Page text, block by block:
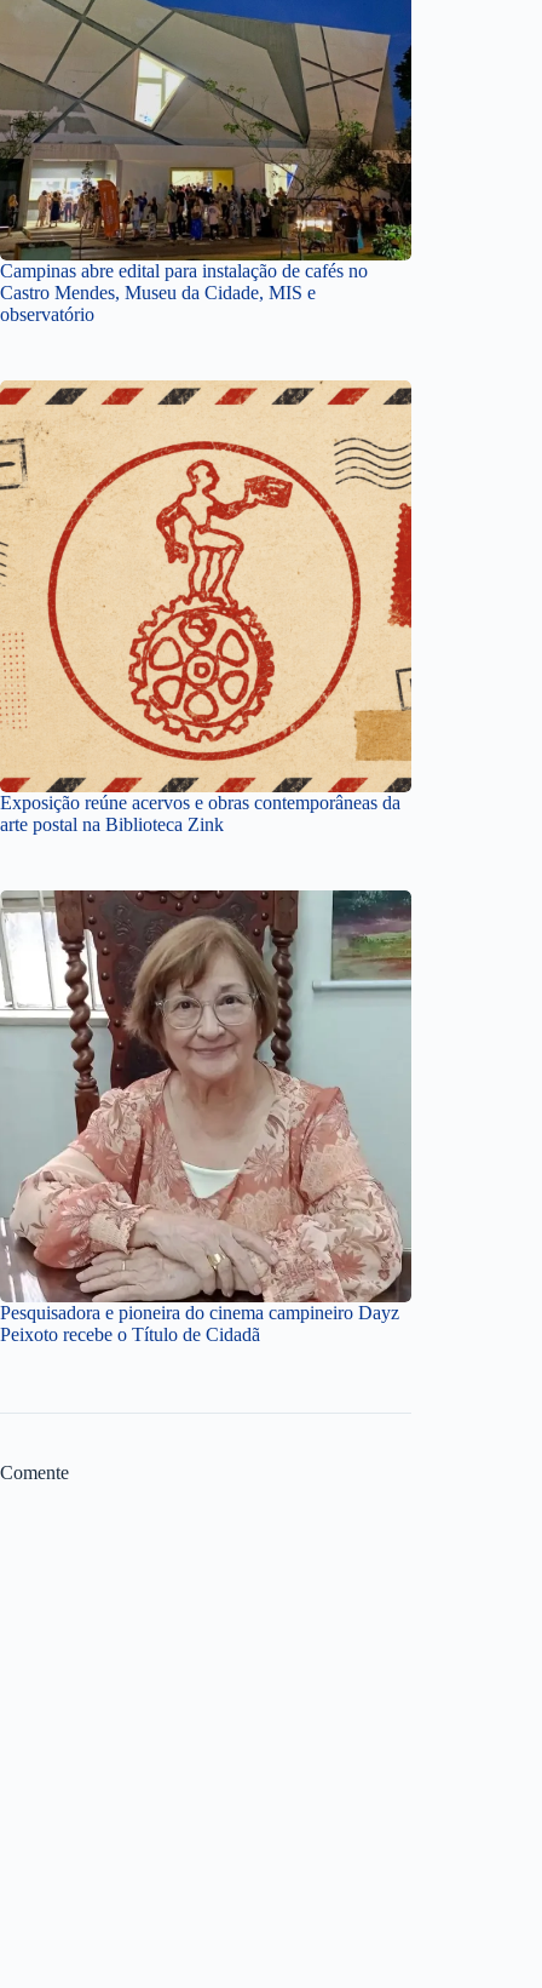
Campinas abre edital para instalação de cafés no
Castro Mendes, Museu da Cidade, MIS e
observatório
Exposição reúne acervos e obras contemporâneas da
arte postal na Biblioteca Zink
Pesquisadora e pioneira do cinema campineiro Dayz
Peixoto recebe o Título de Cidadã
Comente